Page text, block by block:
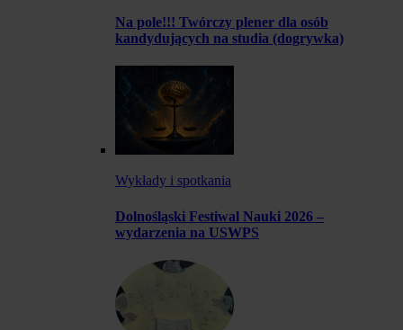
Na pole!!! Twórczy plener dla osób
kandydujących na studia (dogrywka)
Wykłady i spotkania
Dolnośląski Festiwal Nauki 2026 –
wydarzenia na USWPS